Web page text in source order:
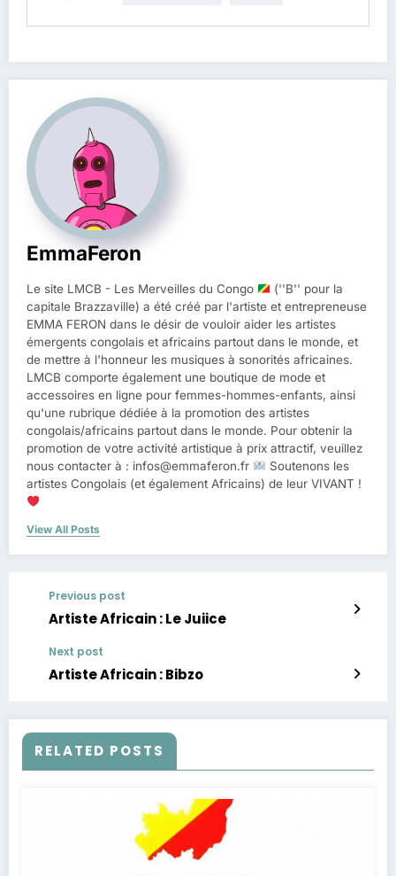
EmmaFeron
Le site LMCB - Les Merveilles du Congo
(''B'' pour la
capitale Brazzaville) a été créé par l'artiste et entrepreneuse
EMMA FERON dans le désir de vouloir aider les artistes
émergents congolais et africains partout dans le monde, et
de mettre à l'honneur les musiques à sonorités africaines.
LMCB comporte également une boutique de mode et
accessoires en ligne pour femmes-hommes-enfants, ainsi
qu'une rubrique dédiée à la promotion des artistes
congolais/africains partout dans le monde. Pour obtenir la
promotion de votre activité artistique à prix attractif, veuillez
nous contacter à : infos@emmaferon.fr
Soutenons les
artistes Congolais (et également Africains) de leur VIVANT !
View All Posts
Previous post
Artiste Africain : Le Juiice
Next post
Artiste Africain : Bibzo
RELATED POSTS